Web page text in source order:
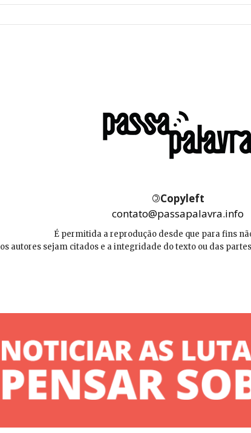
©Copyleft
contato@passapalavra.info
É permitida a reprodução desde que para fins
os autores sejam citados e a integridade do texto ou das